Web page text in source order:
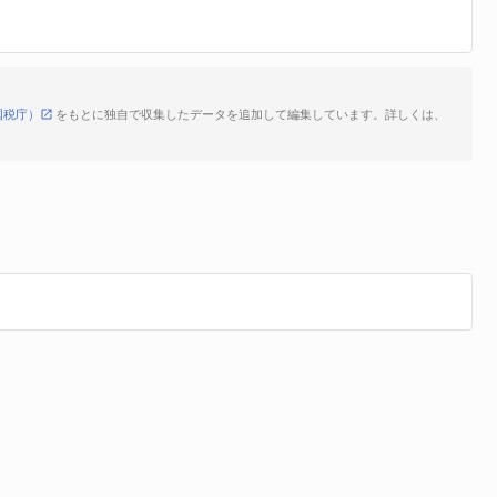
庁）
をもとに独自で収集したデータを追加して編集しています。詳しくは、